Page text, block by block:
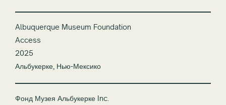
Albuquerque Museum Foundation
Access
2025
Альбукерке, Нью-Мексико
Фонд Музея Альбукерке Inc.